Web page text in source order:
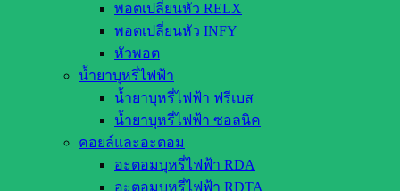
พอตเปลี่ยนหัว RELX
พอตเปลี่ยนหัว INFY
หัวพอต
น้ำยาบุหรี่ไฟฟ้า
น้ำยาบุหรี่ไฟฟ้า ฟรีเบส
น้ำยาบุหรี่ไฟฟ้า ซอลนิค
คอยล์และอะตอม
อะตอมบุหรี่ไฟฟ้า RDA
อะตอมบุหรี่ไฟฟ้า RDTA